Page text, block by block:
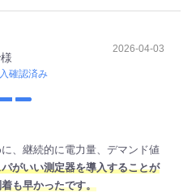
確認済み
2026-04-03
、継続的に電力量、デマンド値
がいい測定器を導入することが
も早かったです。